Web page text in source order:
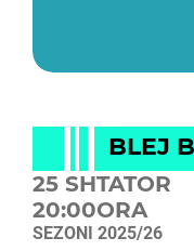
BLEJ
25 SHTATOR
20:00ORA
SEZONI 2025/26